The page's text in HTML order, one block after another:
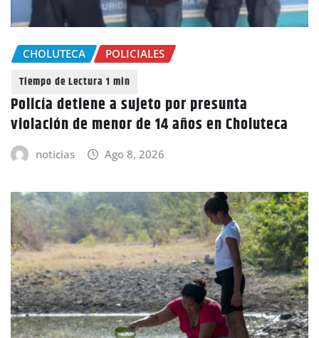
CHOLUTECA POLICIALES
Policía detiene a sujeto por presunta
violación de menor de 14 años en Choluteca
noticias Ago 8, 2026